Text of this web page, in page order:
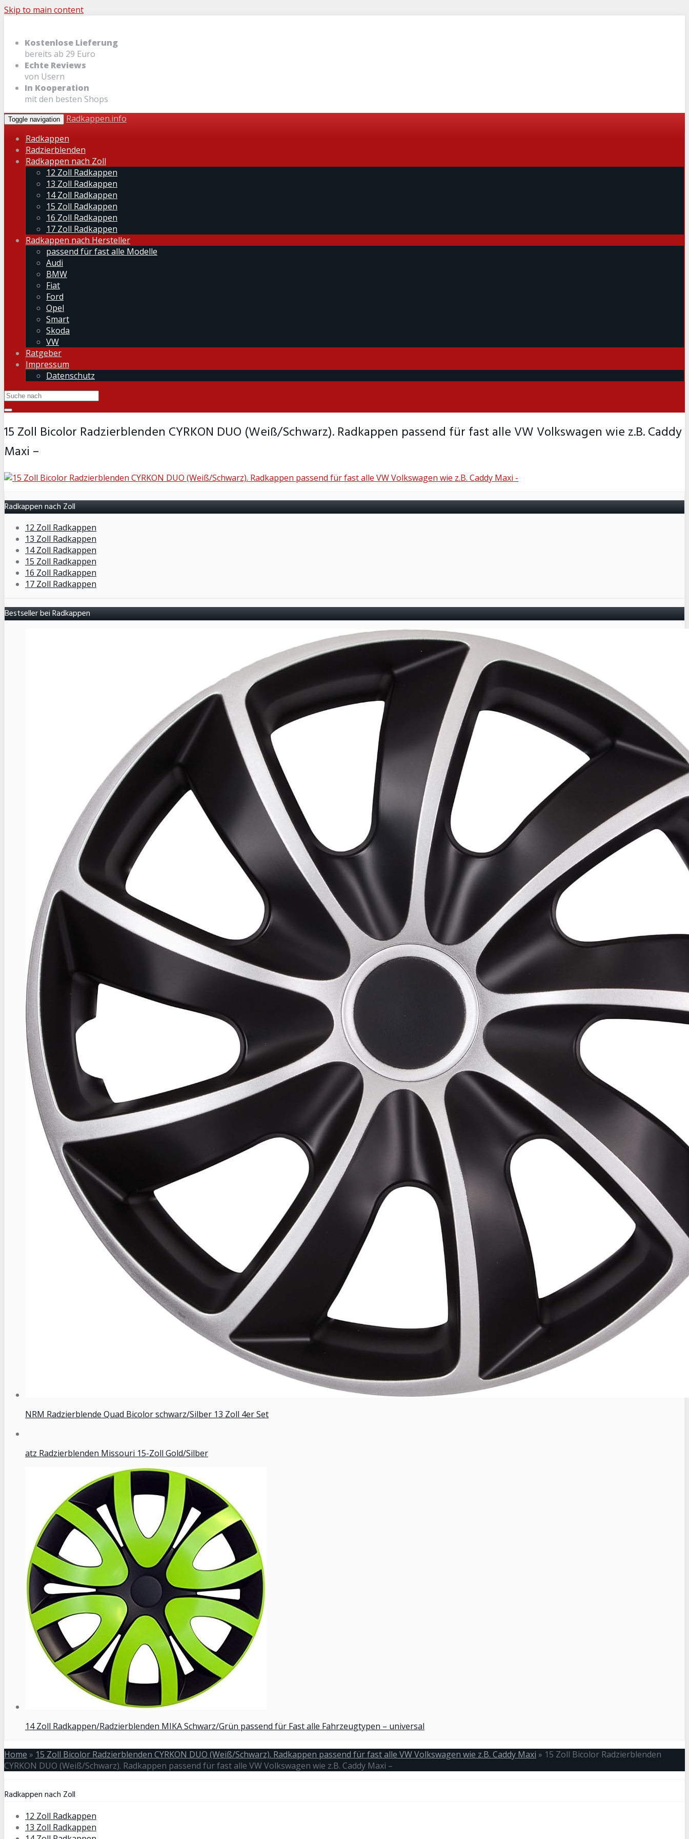
Skip to main content
Kostenlose Lieferung
bereits ab 29 Euro
Echte Reviews
von Usern
In Kooperation
mit den besten Shops
Toggle navigation
Radkappen.info
Radkappen
Radzierblenden
Radkappen nach Zoll
12 Zoll Radkappen
13 Zoll Radkappen
14 Zoll Radkappen
15 Zoll Radkappen
16 Zoll Radkappen
17 Zoll Radkappen
Radkappen nach Hersteller
passend für fast alle Modelle
Audi
BMW
Fiat
Ford
Opel
Smart
Skoda
VW
Ratgeber
Impressum
Datenschutz
15 Zoll Bicolor Radzierblenden CYRKON DUO (Weiß/Schwarz). Radkappen passend für fast alle VW Volkswagen wie z.B. Caddy
Maxi –
Radkappen nach Zoll
12 Zoll Radkappen
13 Zoll Radkappen
14 Zoll Radkappen
15 Zoll Radkappen
16 Zoll Radkappen
17 Zoll Radkappen
Bestseller bei Radkappen
NRM Radzierblende Quad Bicolor schwarz/Silber 13 Zoll 4er Set
atz Radzierblenden Missouri 15-Zoll Gold/Silber
14 Zoll Radkappen/Radzierblenden MIKA Schwarz/Grün passend für Fast alle Fahrzeugtypen – universal
Home » 15 Zoll Bicolor Radzierblenden CYRKON DUO (Weiß/Schwarz). Radkappen passend für fast alle VW Volkswagen wie z.B. Caddy Maxi » 15 Zoll Bicolor Radzierblenden
CYRKON DUO (Weiß/Schwarz). Radkappen passend für fast alle VW Volkswagen wie z.B. Caddy Maxi –
Radkappen nach Zoll
12 Zoll Radkappen
13 Zoll Radkappen